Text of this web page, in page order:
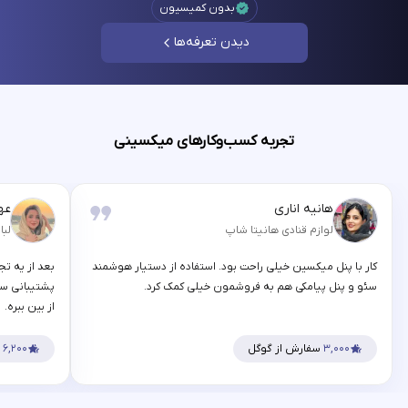
بدون کمیسیون
دیدن تعرفه‌ها
تجربه کسب‌وکارهای میکسینی
هانیه اناری
لوازم قنادی هانیتا شاپ
کار با پنل میکسین خیلی راحت بود. استفاده از دستیار هوشمند
سئو و پنل پیامکی هم به فروشمون خیلی کمک کرد.
۳,۰۰۰ سفارش از گوگل
بعد از یه
پشتیبانی
از بین ببره.
۶,۲۰۰